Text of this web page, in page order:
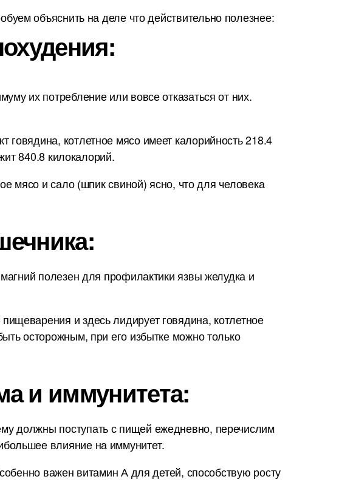
объяснить на деле что действительно полезнее:
их потребление или вовсе отказаться от них.
котлетное мясо имеет калорийность 218.4
840.8 килокалорий.
мясо и сало (шпик свиной) ясно, что для человека
полезен для профилактики язвы желудка и
и здесь лидирует говядина, котлетное
осторожным, при его избытке можно только
и иммунитета:
должны поступать с пищей ежедневно, перечислим
влияние на иммунитет.
важен витамин А для детей, способствую росту